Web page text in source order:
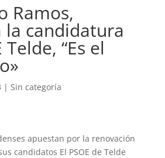
Ramos,
la candidatura
Telde, “Es el
| Sin categoría
apuestan por la renovación
candidatos El PSOE de Telde